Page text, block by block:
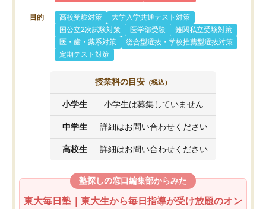
目的 高校受験対策
大学入学共通テスト対策
国公立2次試験対策
医学部受験
難関私立受験対策
医・歯・薬系対策
総合型選抜・学校推薦型選抜対策
定期テスト対策
授業料の目安 （税込）
小学生 小学生は募集していません
中学生 詳細はお問い合わせください
高校生 詳細はお問い合わせください
塾探しの窓口編集部からみた
東大毎日塾｜東大生から毎日指導が受け放題のオン